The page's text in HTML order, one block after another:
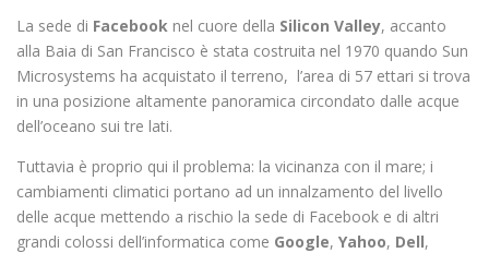
La sede di Facebook nel cuore della Silicon Valley, accanto
alla Baia di San Francisco è stata costruita nel 1970 quando Sun
Microsystems ha acquistato il terreno, l’area di 57 ettari si trova
in una posizione altamente panoramica circondato dalle acque
dell’oceano sui tre lati.
Tuttavia è proprio qui il problema: la vicinanza con il mare; i
cambiamenti climatici portano ad un innalzamento del livello
delle acque mettendo a rischio la sede di Facebook e di altri
grandi colossi dell’informatica come Google, Yahoo, Dell,